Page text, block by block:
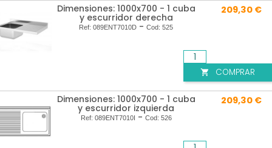
Dimensiones: 1000x700 - 1 cuba
y escurridor derecha
Ref: 089ENT7010D - Cod: 525
209,30 €
 COMPRAR
Dimensiones: 1000x700 - 1 cuba
y escurridor izquierda
Ref: 089ENT7010I -Cod: 526
209,30 €